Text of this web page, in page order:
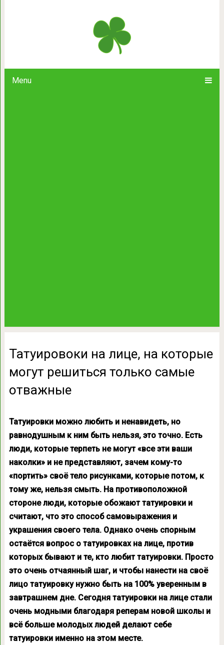
Menu
Татуировоки на лице, на которые
Татуировоки на лице, на которые
могут решиться только самые
отважные
Татуировки можно любить и ненавидеть, но
равнодушным к ним быть нельзя, это точно. Есть
люди, которые терпеть не могут «все эти ваши
наколки» и не представляют, зачем кому-то
«портить» своё тело рисунками, которые потом, к
тому же, нельзя смыть. На противоположной
стороне люди, которые обожают татуировки и
считают, что это способ самовыражения и
украшения своего тела. Однако очень спорным
остаётся вопрос о татуировках на лице, против
которых бывают и те, кто любит татуировки. Просто
это очень отчаянный шаг, и чтобы нанести на своё
лицо татуировку нужно быть на 100% уверенным в
завтрашнем дне. Сегодня татуировки на лице стали
очень модными благодаря реперам новой школы и
всё больше молодых людей делают себе
татуировки именно на этом месте.